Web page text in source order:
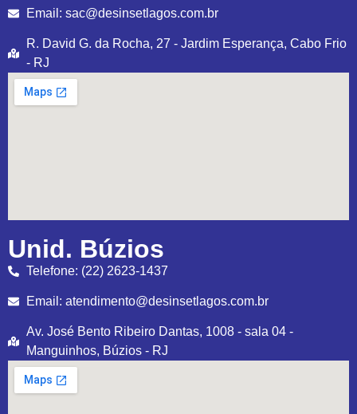
Email: sac@desinsetlagos.com.br
R. David G. da Rocha, 27 - Jardim Esperança, Cabo Frio
- RJ
Unid. Búzios
Telefone: (22) 2623-1437
Email: atendimento@desinsetlagos.com.br
Av. José Bento Ribeiro Dantas, 1008 - sala 04 -
Manguinhos, Búzios - RJ